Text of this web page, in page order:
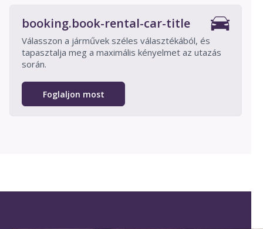
booking.book-rental-car-title
Válasszon a járművek széles választékából, és
tapasztalja meg a maximális kényelmet az utazás
során.
Foglaljon most